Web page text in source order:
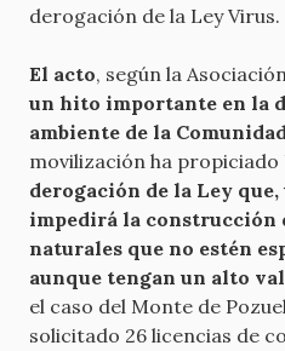
derogación de la Ley Virus.
El acto, según la
un hito importante en la
ambiente de la
movilización ha propiciado
derogación de la Ley que,
impedirá la construcción
naturales que no estén
aunque tengan un alto
el caso del Monte de
solicitado 26 licencias de